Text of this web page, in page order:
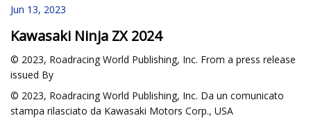
Jun 13, 2023
Kawasaki Ninja ZX 2024
© 2023, Roadracing World Publishing, Inc. From a press release
issued By
© 2023, Roadracing World Publishing, Inc. Da un comunicato
stampa rilasciato da Kawasaki Motors Corp., USA